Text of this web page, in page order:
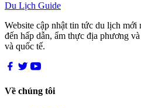
Du Lịch Guide
Website cập nhật tin tức du lịch mới
đến hấp dẫn, ẩm thực địa phương
và quốc tế.
Về chúng tôi